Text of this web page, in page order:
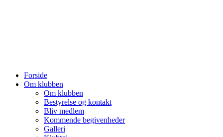
Forside
Om klubben
Om klubben
Bestyrelse og kontakt
Bliv medlem
Kommende begivenheder
Galleri